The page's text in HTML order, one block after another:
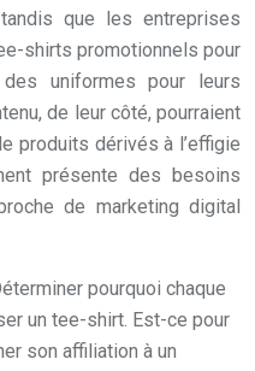
que les entreprises
shirts promotionnels pour
uniformes pour leurs
de leur côté, pourraient
produits dérivés à l’effigie
présente des besoins
de marketing digital
pourquoi chaque
un tee-shirt. Est-ce pour
son affiliation à un